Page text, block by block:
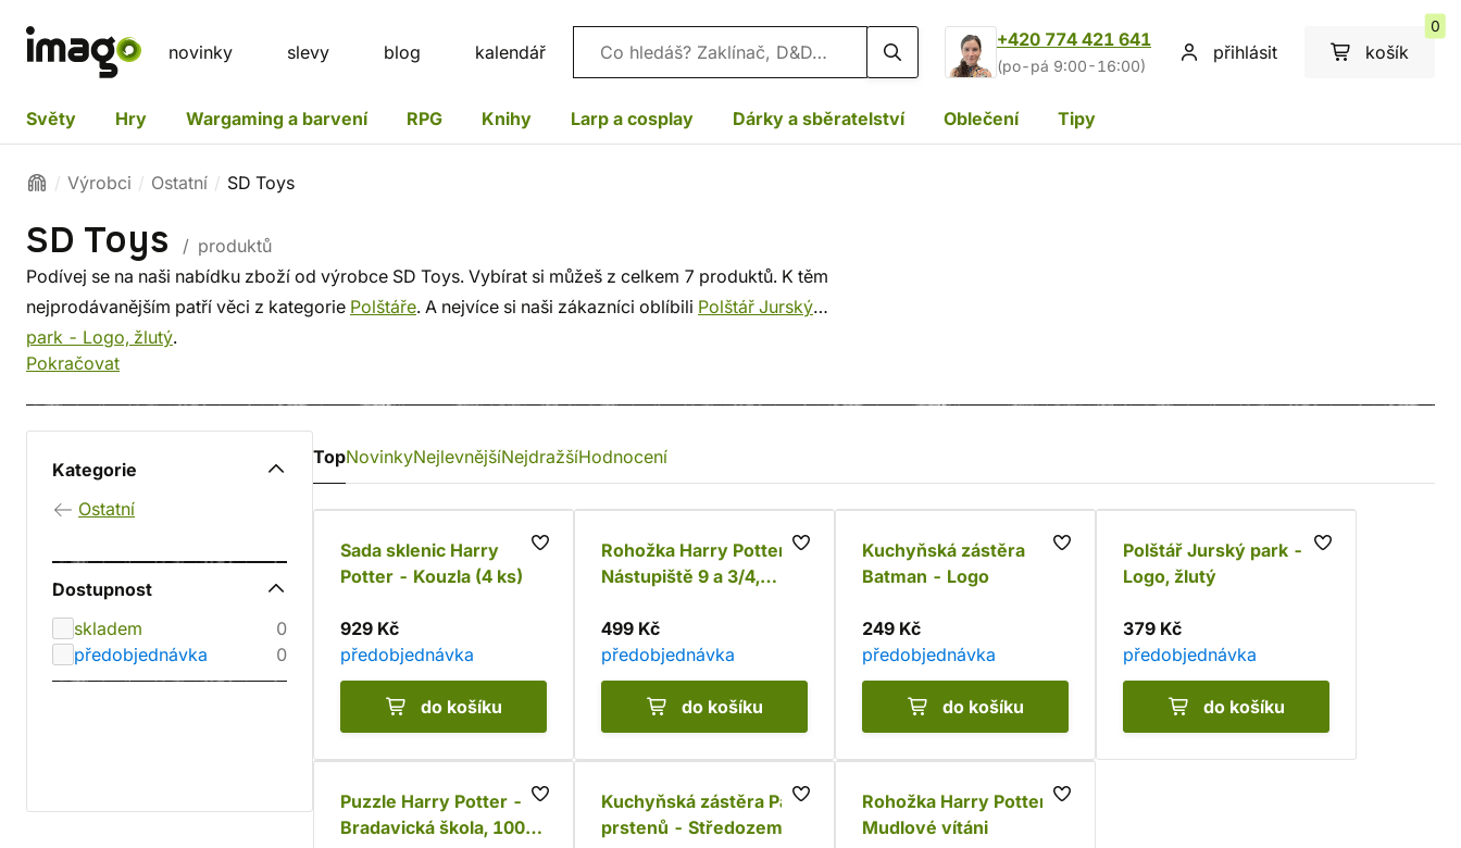
novinky slevy blog kalendář Vyhledávání
+420 774 421 641
(po-pá 9:00-16:00)
přihlásit košík
0
Světy Hry Wargaming a barvení RPG Knihy Larp a cosplay Dárky a sběratelství Oblečení Tipy
Výrobci Ostatní SD Toys
SD Toys
/ produktů
Podívej se na naši nabídku zboží od výrobce SD Toys. Vybírat si můžeš z celkem 7 produktů. K těm
nejprodávanějším patří věci z kategorie Polštáře. A nejvíce si naši zákazníci oblíbili Polštář Jurský
park - Logo, žlutý.
Pokračovat
Kategorie
Ostatní
Dostupnost
skladem
0
předobjednávka
0
TopNovinkyNejlevnějšíNejdražšíHodnocení
Sada sklenic Harry
Potter - Kouzla (4 ks)
929 Kč
předobjednávka
do košíku
Rohožka Harry Potter -
Nástupiště 9 a 3/4,
499 Kč
předobjednávka
do košíku
Kuchyňská zástěra
Batman - Logo
249 Kč
předobjednávka
do košíku
Polštář Jurský park -
Logo, žlutý
379 Kč
předobjednávka
do košíku
Puzzle Harry Potter -
Bradavická škola, 1000
Kuchyňská zástěra Pán
prstenů - Středozem
Rohožka Harry Potter -
Mudlové vítáni